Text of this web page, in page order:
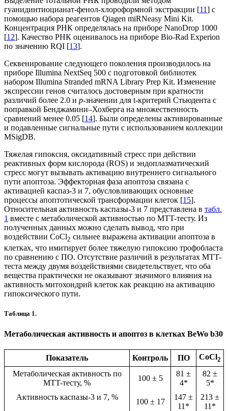
гуанидинтиоцианат-фенол-хлороформной экстракции [11] с
помощью набора реагентов Qiagen miRNeasy Mini Kit.
Концентрация РНК определялась на приборе NanoDrop 1000
[12]. Качество РНК оценивалось на приборе Bio-Rad Experion
по значению RQI [13].
Секвенирование следующего поколения производилось на
приборе Illumina NextSeq 500 с подготовкой библиотек
набором Illumina Stranded mRNA Library Prep Kit. Изменение
экспрессии генов считалось достоверным при кратности
различий более 2.0 и p-значении для t-критерий Стьюдента с
поправкой Бенджамини–Хохберга на множественность
сравнений менее 0.05 [14]. Были определены активированные
и подавленные сигнальные пути с использованием коллекции
MSigDB.
Тяжелая гипоксия, оксидативный стресс при действии
реактивных форм кислорода (ROS) и эндоплазматический
стресс могут вызывать активацию внутреннего сигнального
пути апоптоза. Эффекторная фаза апоптоза связана с
активацией каспаз-3 и 7, обусловливающих основные
процессы апоптотической трансформации клеток [15].
Относительная активность каспазы-3 и 7 представлена в табл.
1 вместе с метаболической активностью по MTT-тесту. Из
полученных данных можно сделать вывод, что при
воздействии CoCl2 сильнее выражена активации апоптоза в
клетках, что имитирует более тяжелую гипоксию трофобласта
по сравнению с ПО. Отсутствие различий в результатах MTT-
теста между двумя воздействиями свидетельствует, что оба
вещества практически не оказывают значимого влияния на
активность митохондрий клеток как реакцию на активацию
гипоксического пути.
Таблица 1.
Метаболическая активность и апоптоз в клетках BeWo b30
Показатель Контроль ПО CoCl2
Метаболическая активность по
MTT-тесту, %
100 ± 5
81 ±
4*
82 ±
5*
Активность каспазы-3 и 7, %
100 ± 17
147 ±
11*
213 ±
11*